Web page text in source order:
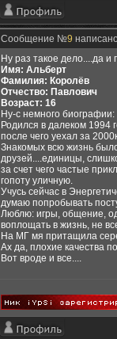
Сообщение №9
Ну раз такое дело....да
Имя: Альберт
Фамилия: Королёв
Отчество: Павлович
Возраст: 16
Ну-с немного биографии:
Родился в далеком 1994
после чего уехал за
Знакомых всю жизнь
друзей....единицы,
за счет чего частые
гопоту уличную.
Учусь сейчас в
думаю попробывать
Люблю: игры, общение,
воплощать в жизнь, не
На МГ мя притащила
Ах да, плохие качества
Вот вроде и все....